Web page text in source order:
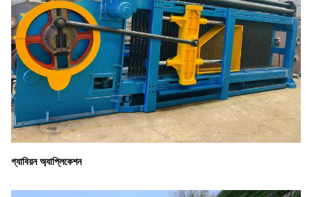
গ্যাবিয়ন অ্যাপ্লিকেশন